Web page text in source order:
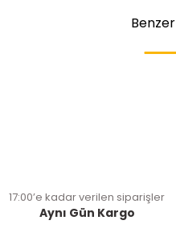
Benzer
17:00’e kadar verilen siparişler
Aynı Gün Kargo